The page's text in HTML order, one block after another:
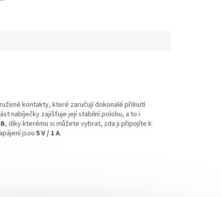
kontakty, které zaručují dokonalé přilnutí
nabíječky zajišťuje její stabilní polohu, a to i
, díky kterému si můžete vybrat, zda ji připojíte k
jsou 5 V / 1 A.